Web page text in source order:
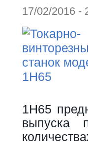
17/02/2016 -
1Н65
выпуска